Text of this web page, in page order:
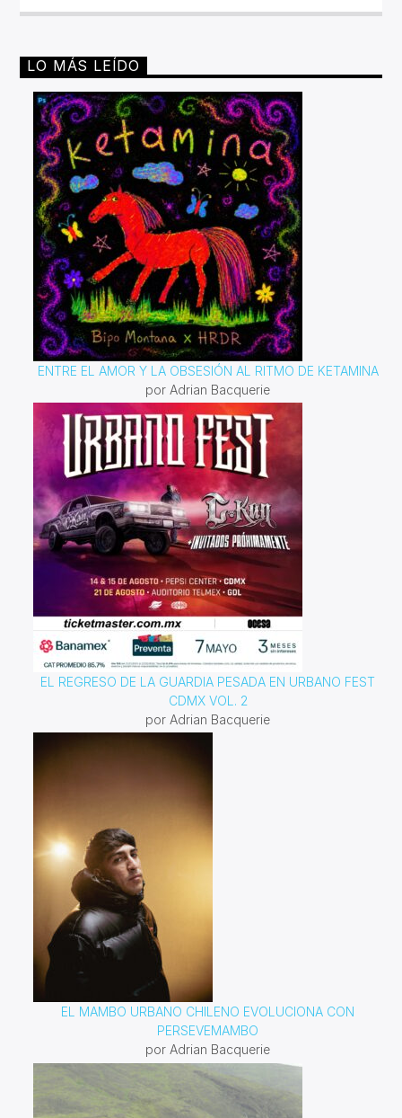
todos los viernes 10pm cada 15 días un playlist
LO MÁS LEÍDO
ENTRE EL AMOR Y LA OBSESIÓN AL RITMO DE KETAMINA
por Adrian Bacquerie
EL REGRESO DE LA GUARDIA PESADA EN URBANO FEST
CDMX VOL. 2
por Adrian Bacquerie
EL MAMBO URBANO CHILENO EVOLUCIONA CON
PERSEVEMAMBO
por Adrian Bacquerie